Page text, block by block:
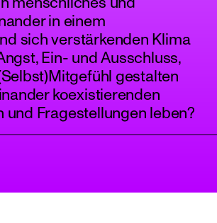
menschliches und
in einem
sich verstärkenden Klima
Ein- und Ausschluss,
gestalten
koexistierenden
und Fragestellungen leben?